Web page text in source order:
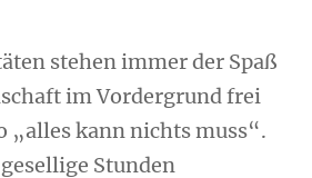
stehen immer der Spaß
im Vordergrund frei
„alles kann nichts muss“.
Stunden